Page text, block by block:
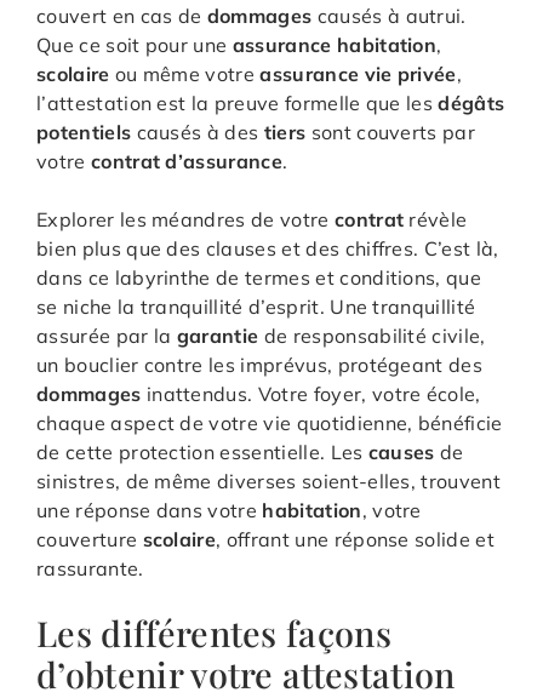
couvert en cas de dommages causés à autrui.
Que ce soit pour une assurance habitation,
scolaire ou même votreassurance vie privée,
l’attestation est la preuve formelle que lesdégâts
potentiels causés à des tiers sont couverts par
votre contrat d’assurance.
Explorer les méandres de votre contrat révèle
bien plus que des clauses et des chiffres. C’est là,
dans ce labyrinthe de termes et conditions, que
se niche la tranquillité d’esprit. Une tranquillité
assurée par la garantie de responsabilité civile,
un bouclier contre les imprévus, protégeant des
dommages inattendus. Votre foyer, votre école,
chaque aspect de votre vie quotidienne, bénéficie
de cette protection essentielle. Les causes de
sinistres, de même diverses soient-elles, trouvent
une réponse dans votre habitation, votre
couverture scolaire, offrant une réponse solide et
rassurante.
Les différentes façons
d’obtenir votre attestation